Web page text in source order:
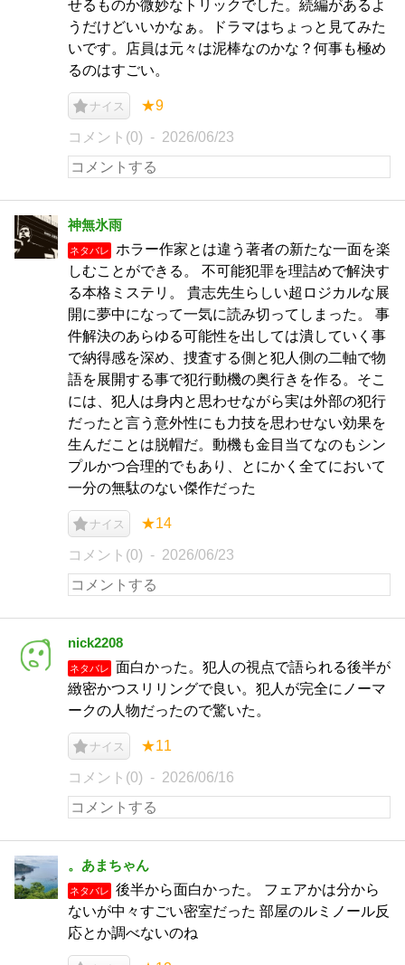
せるものか微妙なトリックでした。続編があるよ
うだけどいいかなぁ。ドラマはちょっと見てみた
いです。店員は元々は泥棒なのかな？何事も極め
るのはすごい。
ナイス ★9
コメント(0) 2026/06/23
神無氷雨
ネタバレ
ホラー作家とは違う著者の新たな一面を楽
しむことができる。 不可能犯罪を理詰めで解決す
る本格ミステリ。 貴志先生らしい超ロジカルな展
開に夢中になって一気に読み切ってしまった。 事
件解決のあらゆる可能性を出しては潰していく事
で納得感を深め、捜査する側と犯人側の二軸で物
語を展開する事で犯行動機の奥行きを作る。そこ
には、犯人は身内と思わせながら実は外部の犯行
だったと言う意外性にも力技を思わせない効果を
生んだことは脱帽だ。動機も金目当てなのもシン
プルかつ合理的でもあり、とにかく全てにおいて
一分の無駄のない傑作だった
ナイス ★14
コメント(0) 2026/06/23
nick2208
ネタバレ
面白かった。犯人の視点で語られる後半が
緻密かつスリリングで良い。犯人が完全にノーマ
ークの人物だったので驚いた。
ナイス ★11
コメント(0) 2026/06/16
。あまちゃん
ネタバレ
後半から面白かった。 フェアかは分から
ないが中々すごい密室だった 部屋のルミノール反
応とか調べないのね